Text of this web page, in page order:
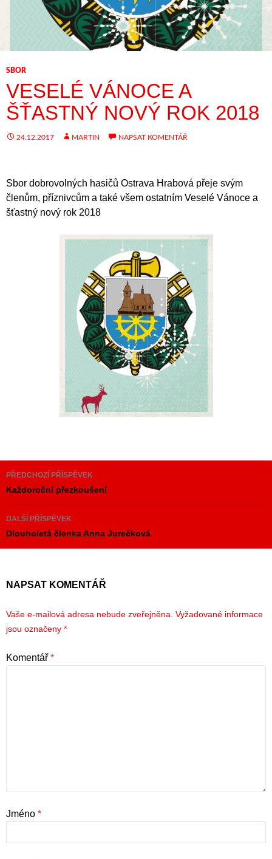
SBOR
VESELÉ VÁNOCE A
ŠŤASTNÝ NOVÝ ROK 2018
24.12.2017 MARTIN NAPSAT KOMENTÁŘ
Sbor dobrovolných hasičů Ostrava Hrabová přeje svým
členům, příznivcům a také všem ostatním Veselé Vánoce a
šťastný nový rok 2018
Navigace
pro
příspěvky
PŘEDCHOZÍ PŘÍSPĚVEK
Každoroční přezkoušení
DALŠÍ PŘÍSPĚVEK
Dlouholetá členka Anna Jurečková
NAPSAT KOMENTÁŘ
Vaše e-mailová adresa nebude zveřejněna. Vyžadované informace
jsou označeny *
Komentář *
Jméno *